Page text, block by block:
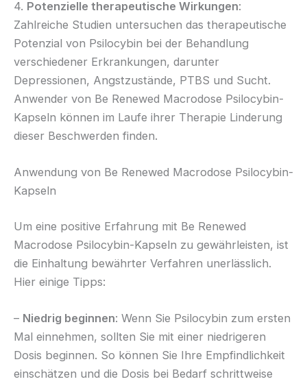
4. Potenzielle therapeutische Wirkungen:
Zahlreiche Studien untersuchen das therapeutische
Potenzial von Psilocybin bei der Behandlung
verschiedener Erkrankungen, darunter
Depressionen, Angstzustände, PTBS und Sucht.
Anwender von Be Renewed Macrodose Psilocybin-
Kapseln können im Laufe ihrer Therapie Linderung
dieser Beschwerden finden.
Anwendung von Be Renewed Macrodose Psilocybin-
Kapseln
Um eine positive Erfahrung mit Be Renewed
Macrodose Psilocybin-Kapseln zu gewährleisten, ist
die Einhaltung bewährter Verfahren unerlässlich.
Hier einige Tipps:
– Niedrig beginnen: Wenn Sie Psilocybin zum ersten
Mal einnehmen, sollten Sie mit einer niedrigeren
Dosis beginnen. So können Sie Ihre Empfindlichkeit
einschätzen und die Dosis bei Bedarf schrittweise